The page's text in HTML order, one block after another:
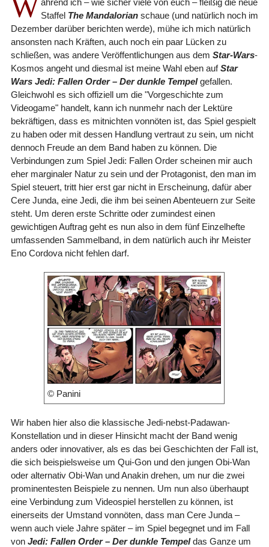
W ährend ich – wie sicher viele von euch – fleißig die neue
Staffel The Mandalorianschaue (und natürlich noch im
Dezember darüber berichten werde), mühe ich mich natürlich
ansonsten nach Kräften, auch noch ein paar Lücken zu
schließen, was andere Veröffentlichungen aus dem Star-Wars-
Kosmos angeht und diesmal ist meine Wahl eben aufStar
Wars Jedi: Fallen Order – Der dunkle Tempelgefallen.
Gleichwohl es sich offiziell um die "Vorgeschichte zum
Videogame" handelt, kann ich nunmehr nach der Lektüre
bekräftigen, dass es mitnichten vonnöten ist, das Spiel gespielt
zu haben oder mit dessen Handlung vertraut zu sein, um nicht
dennoch Freude an dem Band haben zu können. Die
Verbindungen zum Spiel Jedi: Fallen Orderscheinen mir auch
eher marginaler Natur zu sein und der Protagonist, den man im
Spiel steuert, tritt hier erst gar nicht in Erscheinung, dafür aber
Cere Junda, eine Jedi, die ihm bei seinen Abenteuern zur Seite
steht. Um deren erste Schritte oder zumindest einen
gewichtigen Auftrag geht es nun also in dem fünf Einzelhefte
umfassenden Sammelband, in dem natürlich auch ihr Meister
Eno Cordova nicht fehlen darf.
© Panini
Wir haben hier also die klassische Jedi-nebst-Padawan-
Konstellation und in dieser Hinsicht macht der Band wenig
anders oder innovativer, als es das bei Geschichten der Fall ist,
die sich beispielsweise um Qui-Gon und den jungen Obi-Wan
oder alternativ Obi-Wan und Anakin drehen, um nur die zwei
prominentesten Beispiele zu nennen. Um nun also überhaupt
eine Verbindung zum Videospiel herstellen zu können, ist
einerseits der Umstand vonnöten, dass man Cere Junda –
wenn auch viele Jahre später – im Spiel begegnet und im Fall
von Jedi: Fallen Order – Der dunkle Tempeldas Ganze um